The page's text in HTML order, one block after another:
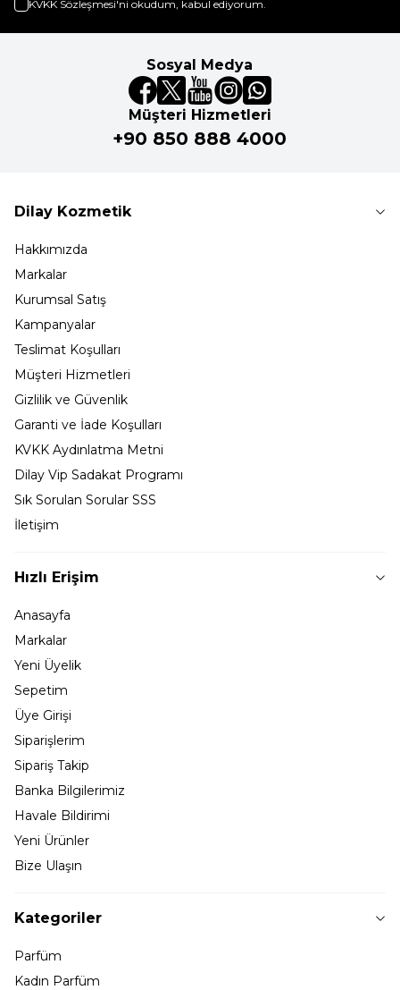
KVKK Sözleşmesi'ni okudum, kabul ediyorum.
Sosyal Medya
Müşteri Hizmetleri
+90 850 888 4000
Dilay Kozmetik
Hakkımızda
Markalar
Kurumsal Satış
Kampanyalar
Teslimat Koşulları
Müşteri Hizmetleri
Gizlilik ve Güvenlik
Garanti ve İade Koşulları
KVKK Aydınlatma Metni
Dilay Vip Sadakat Programı
Sık Sorulan Sorular SSS
İletişim
Hızlı Erişim
Anasayfa
Markalar
Yeni Üyelik
Sepetim
Üye Girişi
Siparişlerim
Sipariş Takip
Banka Bilgilerimiz
Havale Bildirimi
Yeni Ürünler
Bize Ulaşın
Kategoriler
Parfüm
Kadın Parfüm